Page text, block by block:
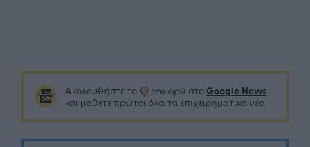
Ακολουθήστε το στο Google News
και μάθετε πρώτοι όλα τα επιχειρηματικά νέα